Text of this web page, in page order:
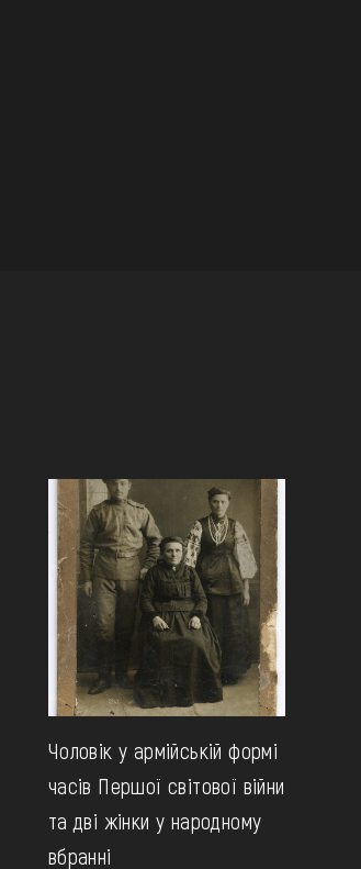
Чоловік у армійській формі
часів Першої світової війни
та дві жінки у народному
вбранні